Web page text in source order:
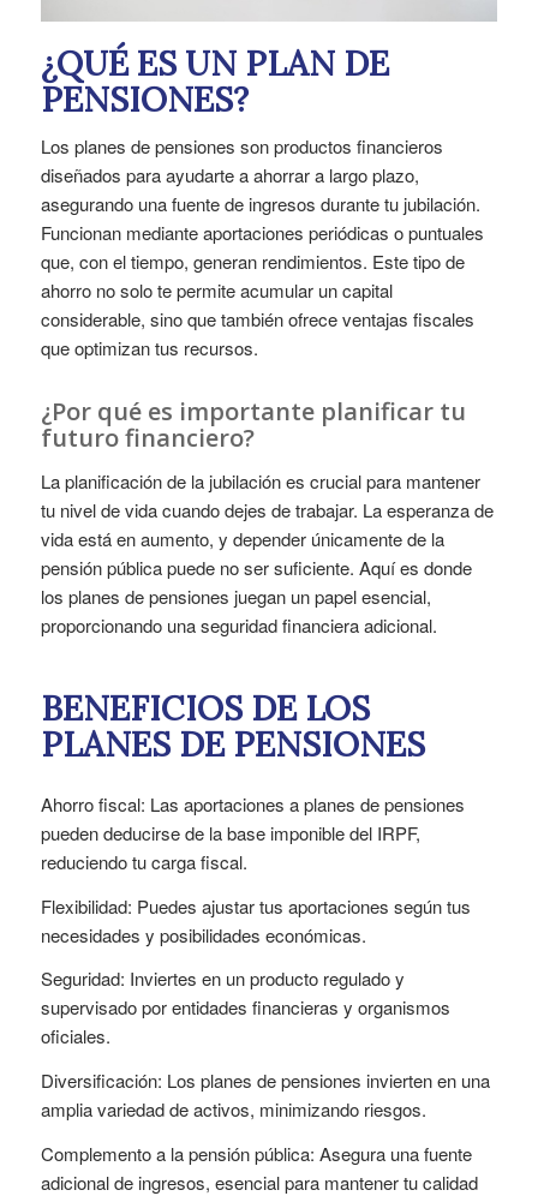
¿QUÉ ES UN PLAN DE
PENSIONES?
Los planes de pensiones son productos financieros
diseñados para ayudarte a ahorrar a largo plazo,
asegurando una fuente de ingresos durante tu jubilación.
Funcionan mediante aportaciones periódicas o puntuales
que, con el tiempo, generan rendimientos. Este tipo de
ahorro no solo te permite acumular un capital
considerable, sino que también ofrece ventajas fiscales
que optimizan tus recursos.
¿Por qué es importante planificar tu
futuro financiero?
La planificación de la jubilación es crucial para mantener
tu nivel de vida cuando dejes de trabajar. La esperanza de
vida está en aumento, y depender únicamente de la
pensión pública puede no ser suficiente. Aquí es donde
los planes de pensiones juegan un papel esencial,
proporcionando una seguridad financiera adicional.
BENEFICIOS DE LOS
PLANES DE PENSIONES
Ahorro fiscal: Las aportaciones a planes de pensiones
pueden deducirse de la base imponible del IRPF,
reduciendo tu carga fiscal.
Flexibilidad: Puedes ajustar tus aportaciones según tus
necesidades y posibilidades económicas.
Seguridad: Inviertes en un producto regulado y
supervisado por entidades financieras y organismos
oficiales.
Diversificación: Los planes de pensiones invierten en una
amplia variedad de activos, minimizando riesgos.
Complemento a la pensión pública: Asegura una fuente
adicional de ingresos, esencial para mantener tu calidad